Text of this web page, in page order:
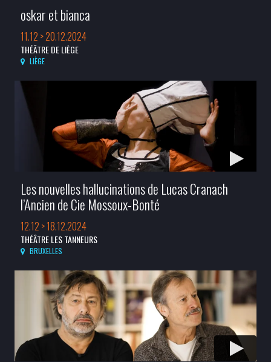
oskar et bianca
11.12 > 20.12.2024
THÉÂTRE DE LIÈGE
LIÈGE
Les nouvelles hallucinations de Lucas Cranach
l’Ancien de Cie Mossoux-Bonté
12.12 > 18.12.2024
THÉÂTRE LES TANNEURS
BRUXELLES